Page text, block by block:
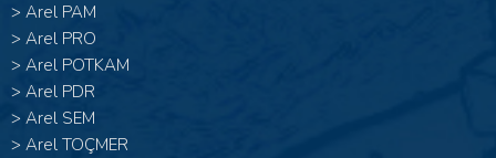
> Arel PAM
> Arel PRO
> Arel POTKAM
> Arel PDR
> Arel SEM
> Arel TOÇMER